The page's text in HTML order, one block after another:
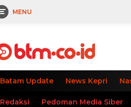
MENU
Batam Update News Kepri
Redaksi Pedoman Media Siber